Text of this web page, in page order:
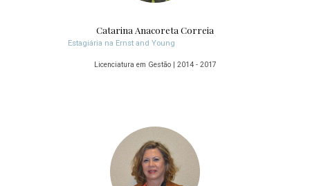
Catarina Anacoreta Correia
Estagiária na Ernst and Young
Licenciatura em Gestão | 2014 - 2017